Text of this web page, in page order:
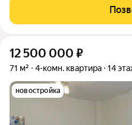
стены оклеены обоями,
ПВХ и современные радиаторы
12 500 000 ₽
71 м² 4-комн. квартира 14
новостройка